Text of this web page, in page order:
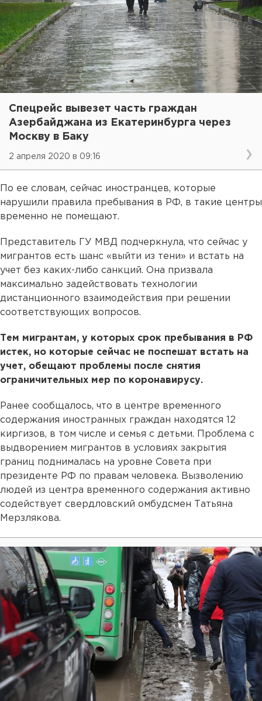
Спецрейс вывезет часть граждан
Азербайджана из Екатеринбурга через
Москву в Баку
2 апреля 2020 в 09:16
По ее словам, сейчас иностранцев, которые
нарушили правила пребывания в РФ, в такие центры
временно не помещают.
Представитель ГУ МВД подчеркнула, что сейчас у
мигрантов есть шанс «выйти из тени» и встать на
учет без каких-либо санкций. Она призвала
максимально задействовать технологии
дистанционного взаимодействия при решении
соответствующих вопросов.
Тем мигрантам, у которых срок пребывания в РФ
истек, но которые сейчас не поспешат встать на
учет, обещают проблемы после снятия
ограничительных мер по коронавирусу.
Ранее сообщалось, что в центре временного
содержания иностранных граждан находятся 12
киргизов, в том числе и семья с детьми. Проблема с
выдворением мигрантов в условиях закрытия
границ поднималась на уровне Совета при
президенте РФ по правам человека. Вызволению
людей из центра временного содержания активно
содействует свердловский омбудсмен Татьяна
Мерзлякова.